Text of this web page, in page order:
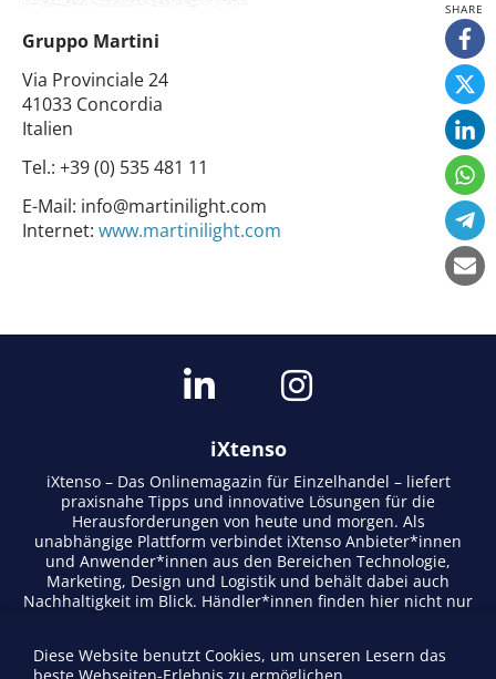
Gruppo Martini
Via Provinciale 24
41033 Concordia
Italien
Tel.: +39 (0) 535 481 11
E-Mail: info@martinilight.com
Internet: www.martinilight.com
iXtenso
iXtenso – Das Onlinemagazin für Einzelhandel – liefert
praxisnahe Tipps und innovative Lösungen für die
Herausforderungen von heute und morgen. Als
unabhängige Plattform verbindet iXtenso Anbieter*innen
und Anwender*innen aus den Bereichen Technologie,
Marketing, Design und Logistik und behält dabei auch
Nachhaltigkeit im Blick. Händler*innen finden hier nicht nur
lebendigen Schreibstil und relevantem Content fördert das
Diese Website benutzt Cookies, um unseren Lesern das